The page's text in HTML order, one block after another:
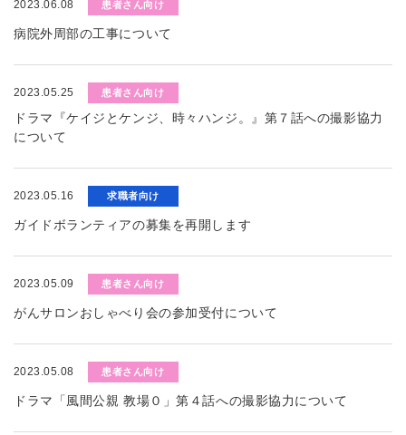
2023.06.08 患者さん向け
病院外周部の工事について
2023.05.25 患者さん向け
ドラマ『ケイジとケンジ、時々ハンジ。』第７話への撮影協力
について
2023.05.16 求職者向け
ガイドボランティアの募集を再開します
2023.05.09 患者さん向け
がんサロンおしゃべり会の参加受付について
2023.05.08 患者さん向け
ドラマ「風間公親 教場０」第４話への撮影協力について